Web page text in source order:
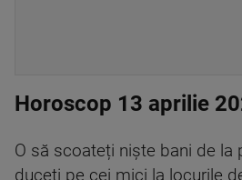
Horoscop 13 aprilie
O să scoateți niște bani de la
duceți pe cei mici la locurile